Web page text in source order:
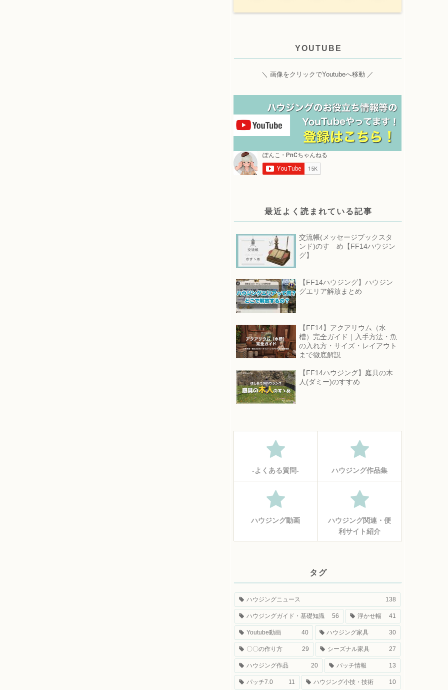
YOUTUBE
＼ 画像をクリックでYoutubeへ移動 ／
最近よく読まれている記事
交流帳(メッセージブックスタ
ンド)のすゝめ【FF14ハウジン
グ】
【FF14ハウジング】ハウジン
グエリア解放まとめ
【FF14】アクアリウム（水
槽）完全ガイド｜入手方法・魚
の入れ方・サイズ・レイアウト
まで徹底解説
【FF14ハウジング】庭具の木
人(ダミー)のすすめ
‐よくある質問‐ ハウジング作品集
ハウジング動画
ハウジング関連・便
利サイト紹介
タグ
ハウジングニュース 138
ハウジングガイド・基礎知識 56 浮かせ幅 41
Youtube動画 40 ハウジング家具 30
〇〇の作り方 29 シーズナル家具 27
ハウジング作品 20 パッチ情報 13
パッチ7.0 11 ハウジング小技・技術 10